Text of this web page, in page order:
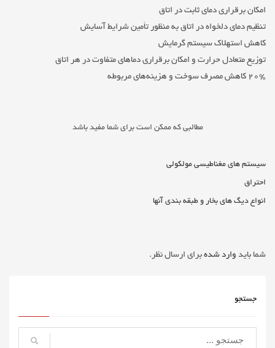
امکان برقراری دمای ثابت در اتاق
تنظیم دمای دلخواه در اتاق به منظور تأمین شرایط آسایش
کاهش استهلاک سیستم گرمایش
توزیع متعادل حرارت و امکان برقراری دما‌های متفاوت در هر اتاق
۲۰% کاهش مصرف سوخت و هزینه‌های مربوطه
مطالبی که ممکن است برای شما مفید باشد
سیستم های مغناطیسی مولکولی
احتراق
انواع دیگ های بخار و طبقه بندی آنها
شما باید وارد شده برای ارسال نظر.
جستجو